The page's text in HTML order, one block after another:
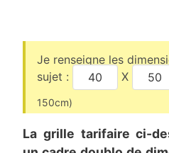
Je renseigne les
sujet :
X
150cm)
La grille tarifaire ci-